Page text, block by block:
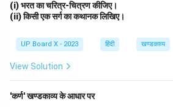
(i) भरत का चरित्र-चित्रण कीजिए।
(ii) किसी एक सर्ग का कथानक लिखिए।
UP Board X - 2023 हिंदी खण्डकाव्य
View Solution
'कर्ण' खण्डकाव्य के आधार पर